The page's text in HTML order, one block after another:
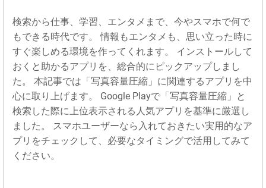
検索から仕事、学習、エンタメまで、今やスマホで何で
もできる時代です。 情報もエンタメも、思い立った時に
すぐ楽しめる環境を作ってくれます。 インストールして
おくと助かるアプリを、総合的にピックアップしまし
た。 本記事では「写真容量圧縮」に関連するアプリを中
心に取り上げます。 Google Playで「写真容量圧縮」と
検索した際に上位表示される人気アプリを基準に厳選し
ました。 スマホユーザーなら入れておきたい実用的なア
プリをチェックして、必要なタイミングで活用してみて
ください。